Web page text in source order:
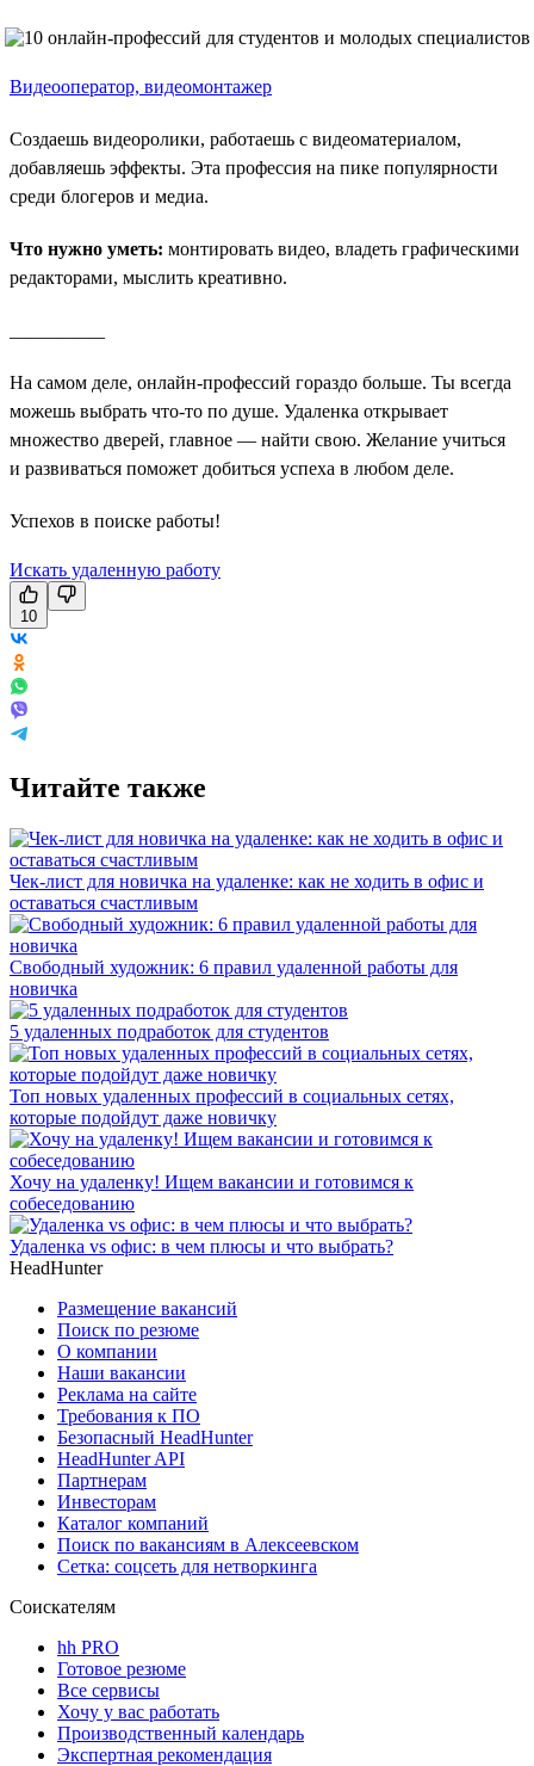
Видеооператор, видеомонтажер
Создаешь видеоролики, работаешь с видеоматериалом,
добавляешь эффекты. Эта профессия на пике популярности
среди блогеров и медиа.
Что нужно уметь: монтировать видео, владеть графическими
редакторами, мыслить креативно.
На самом деле, онлайн-профессий гораздо больше. Ты всегда
можешь выбрать что-то по душе. Удаленка открывает
множество дверей, главное — найти свою. Желание учиться
и развиваться поможет добиться успеха в любом деле.
Успехов в поиске работы!
Искать удаленную работу
10
Читайте также
Чек-лист для новичка на удаленке: как не ходить в офис и
оставаться счастливым
Свободный художник: 6 правил удаленной работы для
новичка
5 удаленных подработок для студентов
Топ новых удаленных профессий в социальных сетях,
которые подойдут даже новичку
Хочу на удаленку! Ищем вакансии и готовимся к
собеседованию
Удаленка vs офис: в чем плюсы и что выбрать?
HeadHunter
Размещение вакансий
Поиск по резюме
О компании
Наши вакансии
Реклама на сайте
Требования к ПО
Безопасный HeadHunter
HeadHunter API
Партнерам
Инвесторам
Каталог компаний
Поиск по вакансиям в Алексеевском
Сетка: соцсеть для нетворкинга
Соискателям
hh PRO
Готовое резюме
Все сервисы
Хочу у вас работать
Производственный календарь
Экспертная рекомендация